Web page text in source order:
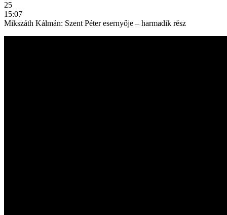
25
15:07
Mikszáth Kálmán: Szent Péter esernyője – harmadik rész